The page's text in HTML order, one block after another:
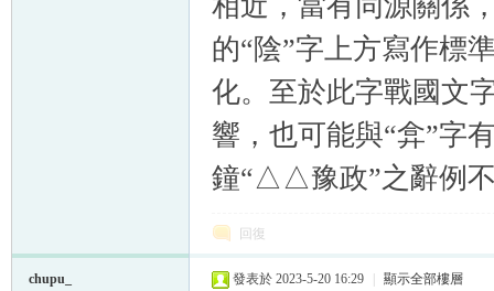
的“陰”字上方寫作標
化。至於此字戰國文
響，也可能與“弇”字
鐘“△△豫政”之辭例
回復
chupu_ 發表於 2023-5-20 16:29 顯示全部樓層